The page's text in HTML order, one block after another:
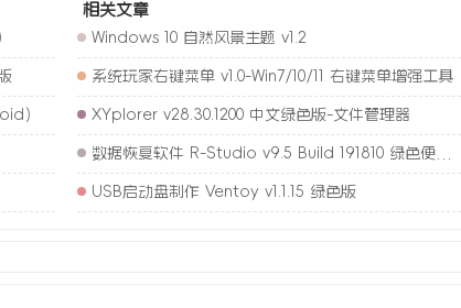
）
相关文章
Windows 10 自然风景主题 v1.2
系统玩家右键菜单 v1.0-Win7/10/11 右键菜单增强工具
XYplorer v28.30.1200 中文绿色版-文件管理器
数据恢复软件 R-Studio v9.5 Build 191810 绿色便携版
USB启动盘制作 Ventoy v1.1.15 绿色版